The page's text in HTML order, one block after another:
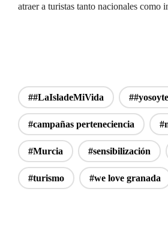
atraer a turistas tanto nacionales como
##LaIsladeMiVida
#campañas perteneciencia
#Murcia #sensibilización
#turismo #we love granada